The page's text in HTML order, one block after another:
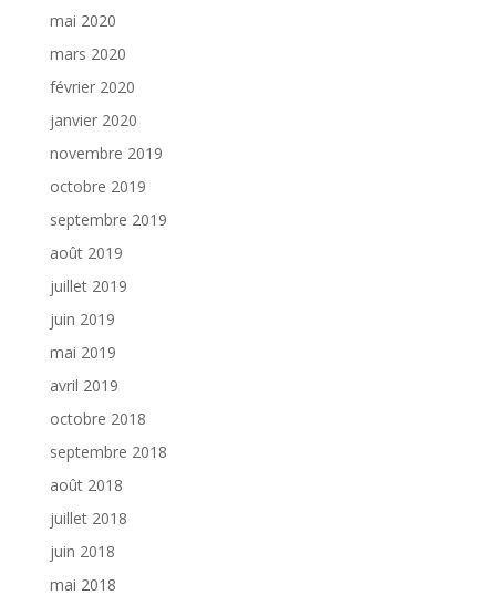
mai 2020
mars 2020
février 2020
janvier 2020
novembre 2019
octobre 2019
septembre 2019
août 2019
juillet 2019
juin 2019
mai 2019
avril 2019
octobre 2018
septembre 2018
août 2018
juillet 2018
juin 2018
mai 2018